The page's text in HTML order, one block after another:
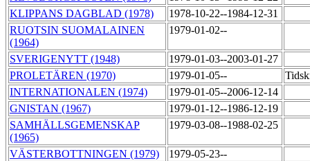
KLIPPANS DAGBLAD (1978)
1978-10-22--1984-12-31
RUOTSIN SUOMALAINEN
(1964)
1979-01-02--
SVERIGENYTT (1948)
1979-01-03--2003-01-27
PROLETÄREN (1970)
1979-01-05--
INTERNATIONALEN (1974)
1979-01-05--2006-12-14
GNISTAN (1967)
1979-01-12--1986-12-19
SAMHÄLLSGEMENSKAP
(1965)
1979-03-08--1988-02-25
VÄSTERBOTTNINGEN (1979)
1979-05-23--